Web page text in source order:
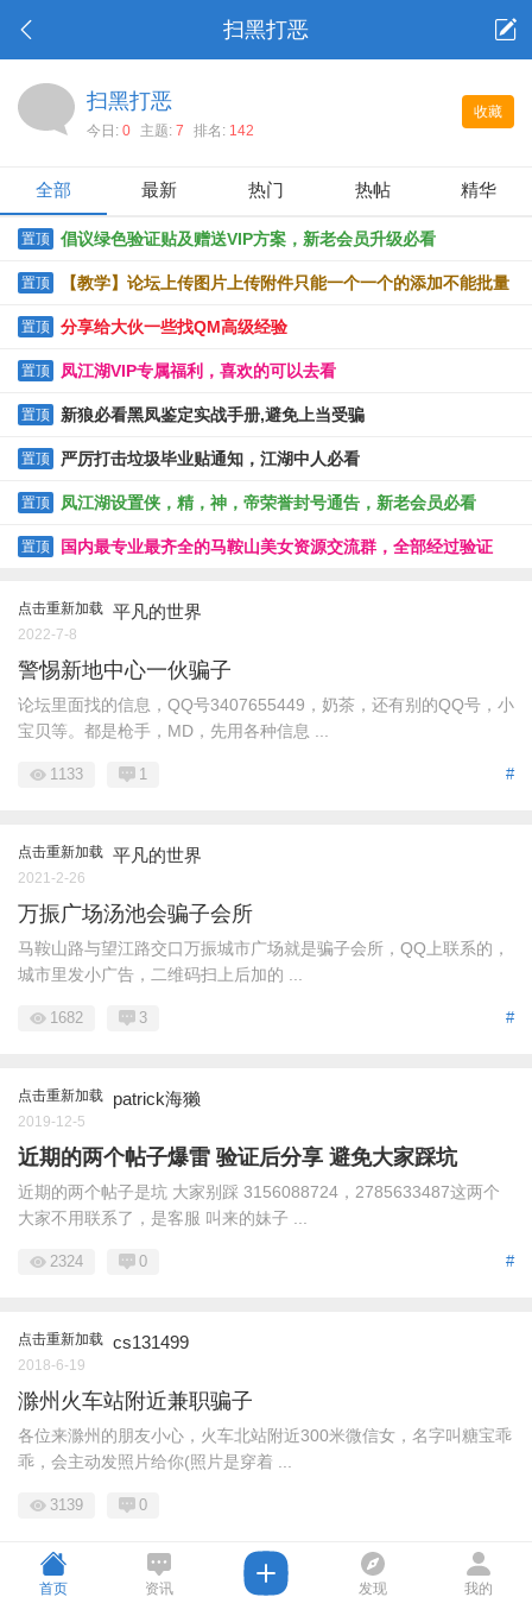
扫黑打恶
收藏
扫黑打恶
今日: 0 主题: 7 排名: 142
全部 最新 热门 热帖 精华
置顶 倡议绿色验证贴及赠送VIP方案，新老会员升级必看
置顶 【教学】论坛上传图片上传附件只能一个一个的添加不能批量
上传的解决办法
置顶 分享给大伙一些找QM高级经验
置顶 凤江湖VIP专属福利，喜欢的可以去看
置顶 新狼必看黑凤鉴定实战手册,避免上当受骗
置顶 严厉打击垃圾毕业贴通知，江湖中人必看
置顶 凤江湖设置侠，精，神，帝荣誉封号通告，新老会员必看
置顶 国内最专业最齐全的马鞍山美女资源交流群，全部经过验证
点击重新加载 平凡的世界
2022-7-8
警惕新地中心一伙骗子
论坛里面找的信息，QQ号3407655449，奶茶，还有别的QQ号，小
宝贝等。都是枪手，MD，先用各种信息 ...
#
1133 1
点击重新加载 平凡的世界
2021-2-26
万振广场汤池会骗子会所
马鞍山路与望江路交口万振城市广场就是骗子会所，QQ上联系的，
城市里发小广告，二维码扫上后加的 ...
#
1682 3
点击重新加载 patrick海獭
2019-12-5
近期的两个帖子爆雷 验证后分享 避免大家踩坑
近期的两个帖子是坑 大家别踩 3156088724，2785633487这两个
大家不用联系了，是客服 叫来的妹子 ...
#
2324 0
点击重新加载 cs131499
2018-6-19
滁州火车站附近兼职骗子
各位来滁州的朋友小心，火车北站附近300米微信女，名字叫糖宝乖
乖，会主动发照片给你(照片是穿着 ...
3139 0
首页 资讯 发现 我的